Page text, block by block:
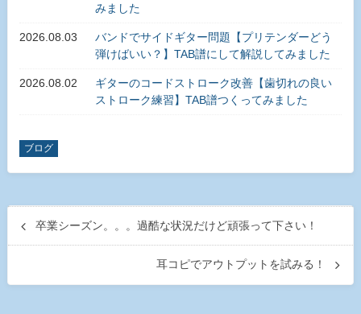
みました
2026.08.03
バンドでサイドギター問題【プリテンダーどう
弾けばいい？】TAB譜にして解説してみました
2026.08.02
ギターのコードストローク改善【歯切れの良い
ストローク練習】TAB譜つくってみました
ブログ
卒業シーズン。。。過酷な状況だけど頑張って下さい！
耳コピでアウトプットを試みる！